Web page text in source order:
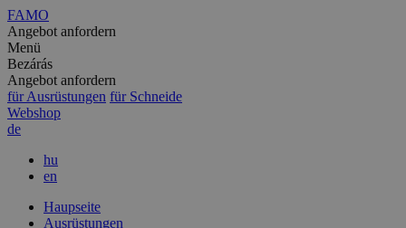
FAMO
Angebot anfordern
Menü
Bezárás
Angebot anfordern
für Ausrüstungen für Schneide
Webshop
de
hu
en
Haupseite
Ausrüstungen